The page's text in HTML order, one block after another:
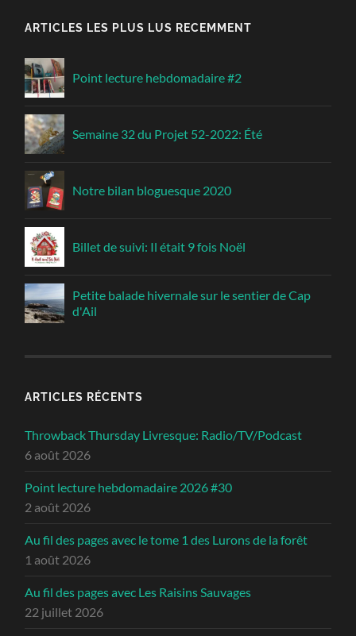
ARTICLES LES PLUS LUS RECEMMENT
Point lecture hebdomadaire #2
Semaine 32 du Projet 52-2022: Été
Notre bilan bloguesque 2020
Billet de suivi: Il était 9 fois Noël
Petite balade hivernale sur le sentier de Cap
d'Ail
ARTICLES RÉCENTS
Throwback Thursday Livresque: Radio/TV/Podcast
6 août 2026
Point lecture hebdomadaire 2026 #30
2 août 2026
Au fil des pages avec le tome 1 des Lurons de la forêt
1 août 2026
Au fil des pages avec Les Raisins Sauvages
22 juillet 2026